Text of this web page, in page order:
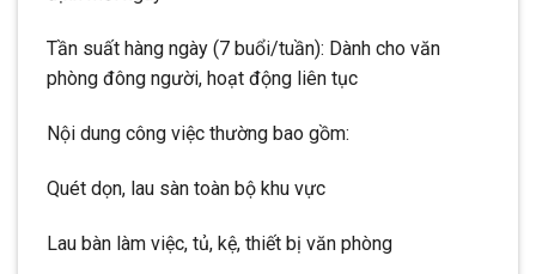
Tần suất hàng ngày (7 buổi/tuần): Dành cho văn
phòng đông người, hoạt động liên tục
Nội dung công việc thường bao gồm:
Quét dọn, lau sàn toàn bộ khu vực
Lau bàn làm việc, tủ, kệ, thiết bị văn phòng